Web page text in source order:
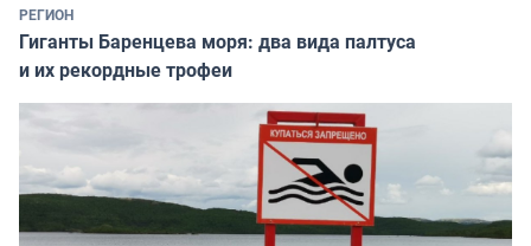
РЕГИОН
Гиганты Баренцева моря: два вида палтуса
и их рекордные трофеи